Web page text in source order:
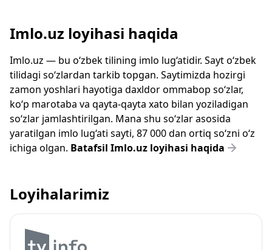
Imlo.uz loyihasi haqida
Imlo.uz — bu o‘zbek tilining imlo lug‘atidir. Sayt o‘zbek
tilidagi so‘zlardan tarkib topgan. Saytimizda hozirgi
zamon yoshlari hayotiga daxldor ommabop so‘zlar,
ko‘p marotaba va qayta-qayta xato bilan yoziladigan
so‘zlar jamlashtirilgan. Mana shu so‘zlar asosida
yaratilgan imlo lug‘ati sayti, 87 000 dan ortiq so‘zni o‘z
ichiga olgan. Batafsil Imlo.uz loyihasi haqida
Loyihalarimiz